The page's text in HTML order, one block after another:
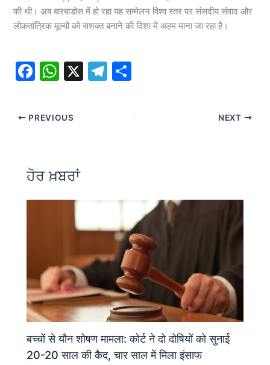
की थी। अब बारबाडोस में हो रहा यह सम्मेलन विश्व स्तर पर संसदीय संवाद और
लोकतांत्रिक मूल्यों को सशक्त बनाने की दिशा में अहम माना जा रहा है।
F
c
o
o
k
W
at
p
p
X
T
ar
e
PREVIOUS NEXT
ਹੋਰ ਖ਼ਬਰਾਂ
बच्चों से यौन शोषण मामला: कोर्ट ने दो दोषियों को सुनाई
20-20 साल की कैद, चार साल में मिला इंसाफ